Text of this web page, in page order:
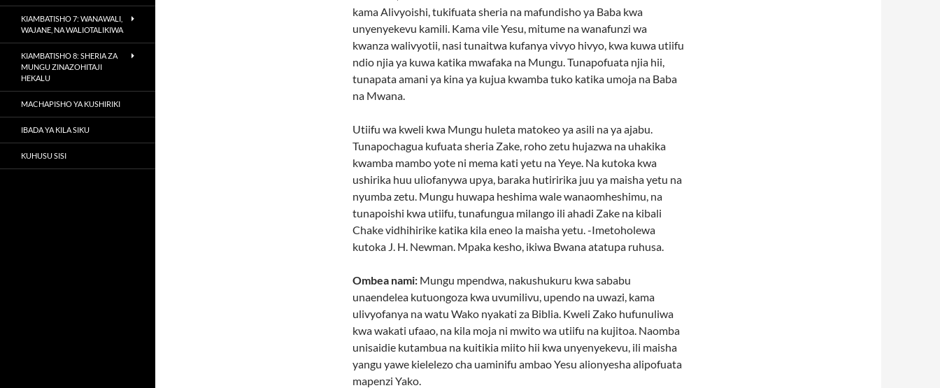
kama Alivyoishi, tukifuata sheria na mafundisho ya Baba kwa
unyenyekevu kamili. Kama vile Yesu, mitume na wanafunzi wa
kwanza walivyotii, nasi tunaitwa kufanya vivyo hivyo, kwa kuwa utiifu
ndio njia ya kuwa katika mwafaka na Mungu. Tunapofuata njia hii,
tunapata amani ya kina ya kujua kwamba tuko katika umoja na Baba
na Mwana.
Utiifu wa kweli kwa Mungu huleta matokeo ya asili na ya ajabu.
Tunapochagua kufuata sheria Zake, roho zetu hujazwa na uhakika
kwamba mambo yote ni mema kati yetu na Yeye. Na kutoka kwa
ushirika huu uliofanywa upya, baraka hutiririka juu ya maisha yetu na
nyumba zetu. Mungu huwapa heshima wale wanaomheshimu, na
tunapoishi kwa utiifu, tunafungua milango ili ahadi Zake na kibali
Chake vidhihirike katika kila eneo la maisha yetu. -Imetoholewa
kutoka J. H. Newman. Mpaka kesho, ikiwa Bwana atatupa ruhusa.
Ombea nami: Mungu mpendwa, nakushukuru kwa sababu
unaendelea kutuongoza kwa uvumilivu, upendo na uwazi, kama
ulivyofanya na watu Wako nyakati za Biblia. Kweli Zako hufunuliwa
kwa wakati ufaao, na kila moja ni mwito wa utiifu na kujitoa. Naomba
unisaidie kutambua na kuitikia miito hii kwa unyenyekevu, ili maisha
yangu yawe kielelezo cha uaminifu ambao Yesu alionyesha alipofuata
mapenzi Yako.
KIAMBATISHO 7: WANAWALI,
WAJANE, NA WALIOTALIKIWA
KIAMBATISHO 8: SHERIA ZA
MUNGU ZINAZOHITAJI
HEKALU
MACHAPISHO YA KUSHIRIKI
IBADA YA KILA SIKU
KUHUSU SISI